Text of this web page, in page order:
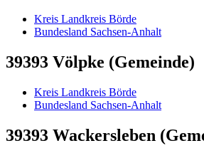
Kreis Landkreis Börde
Bundesland Sachsen-Anhalt
39393 Völpke (Gemeinde)
Kreis Landkreis Börde
Bundesland Sachsen-Anhalt
39393 Wackersleben